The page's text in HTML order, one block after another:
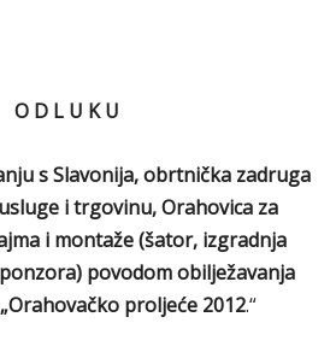
O D L U K U
s Slavonija, obrtnička zadruga
i trgovinu, Orahovica za
i montaže (šator, izgradnja
povodom obilježavanja
proljeće 2012.“